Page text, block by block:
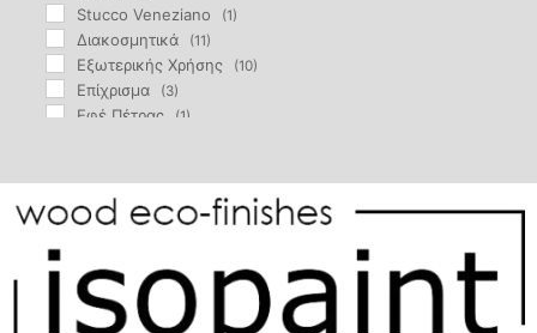
Stucco Veneziano (1)
Διακοσμητικά (11)
Εξωτερικής Χρήσης (10)
Επίχρισμα (3)
Εφέ Πέτρας (1)
Φυσικό Επίχρισμα (2)